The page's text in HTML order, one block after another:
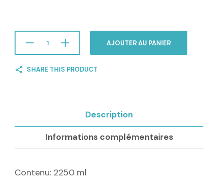
AJOUTER AU PANIER
SHARE THIS PRODUCT
Description
Informations complémentaires
Contenu: 2250 ml